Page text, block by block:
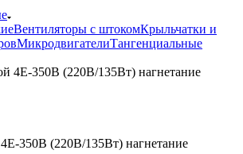
Вентиляторы с штокомКрыльчатки и
МикродвигателиТангенциальные
4E-350B (220В/135Вт) нагнетание
350B (220В/135Вт) нагнетание